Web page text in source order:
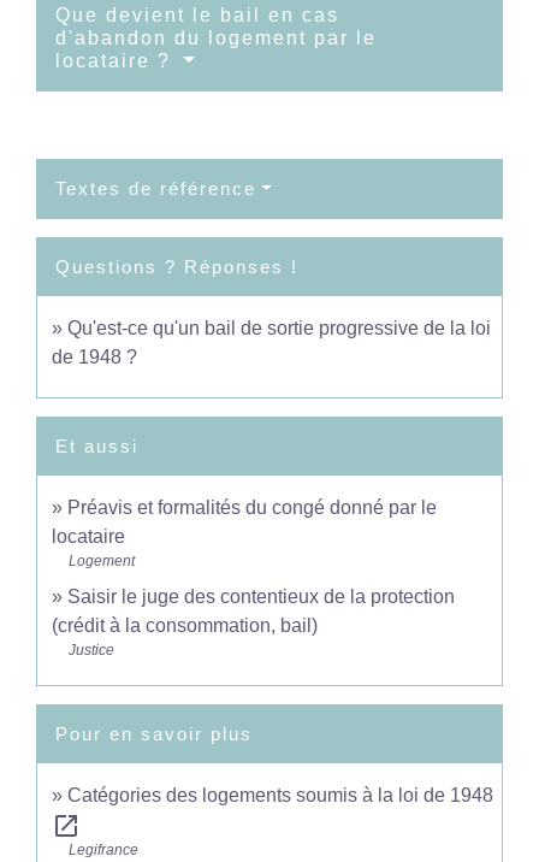
Que devient le bail en cas
d'abandon du logement par le
locataire ?
Textes de référence
Questions ? Réponses !
Qu'est-ce qu'un bail de sortie progressive de la loi
de 1948 ?
Et aussi
Préavis et formalités du congé donné par le
locataire
Logement
Saisir le juge des contentieux de la protection
(crédit à la consommation, bail)
Justice
Pour en savoir plus
Catégories des logements soumis à la loi de 1948
open_in_new
Legifrance